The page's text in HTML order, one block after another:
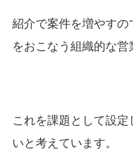
紹介で案件を増やすの
をおこなう組織的な営
これを課題として設
いと考えています。